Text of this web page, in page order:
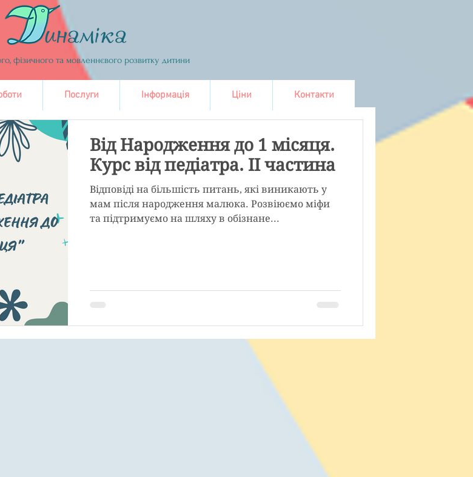
фізичного та мовленнєвого розвитку дитини
Послуги Інформація Ціни Контакти
Від Народження до 1 місяця.
Курс від педіатра. ІІ частина
Відповіді на більшість питань, які виникають у
мам після народження малюка. Розвіюємо міфи
та підтримуємо на шляху в обізнане...